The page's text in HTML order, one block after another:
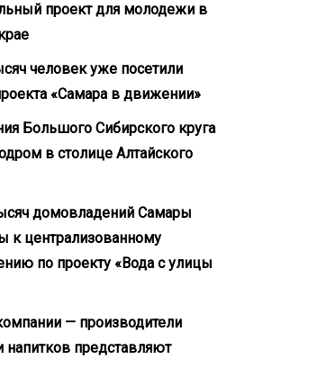
проект для молодежи в
человек уже посетили
«Самара в движении»
Большого Сибирского круга
в столице Алтайского
домовладений Самары
к централизованному
по проекту «Вода с улицы
— производители
напитков представляют